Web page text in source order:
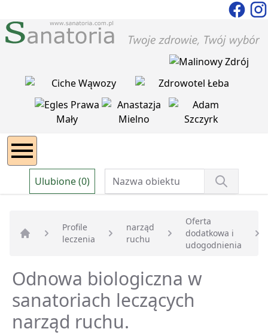
Ulubione (0)
Strona główna
Profile
leczenia
narząd
ruchu
Oferta
dodatkowa i
udogodnienia
Odnowa biologiczna w
sanatoriach leczących
narząd ruchu.